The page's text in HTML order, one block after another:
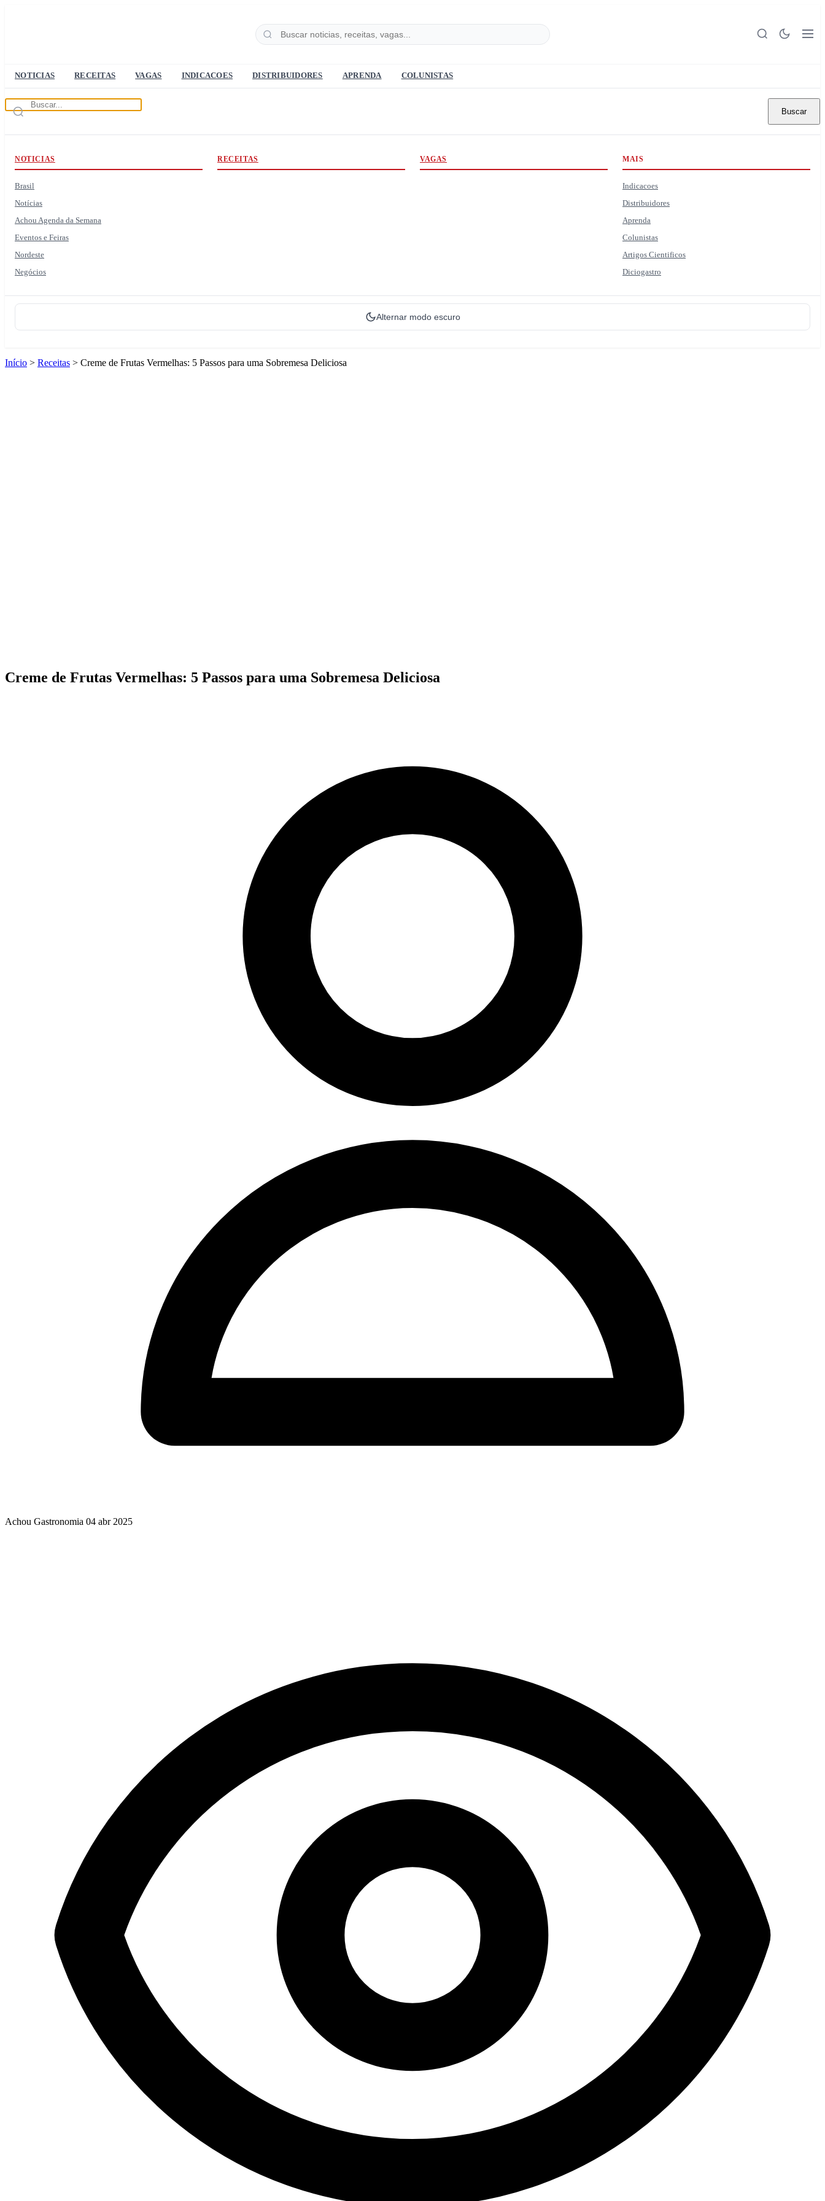
NOTICIAS RECEITAS VAGAS INDICACOES DISTRIBUIDORES APRENDA COLUNISTAS
Buscar
NOTICIAS
Brasil
Notícias
Achou Agenda da Semana
Eventos e Feiras
Nordeste
Negócios
RECEITAS VAGAS MAIS
Indicacoes
Distribuidores
Aprenda
Colunistas
Artigos Cientificos
Diciogastro
Alternar modo escuro
Início > Receitas > Creme de Frutas Vermelhas: 5 Passos para uma Sobremesa Deliciosa
Creme de Frutas Vermelhas: 5 Passos para uma Sobremesa Deliciosa
Achou Gastronomia 04 abr 2025